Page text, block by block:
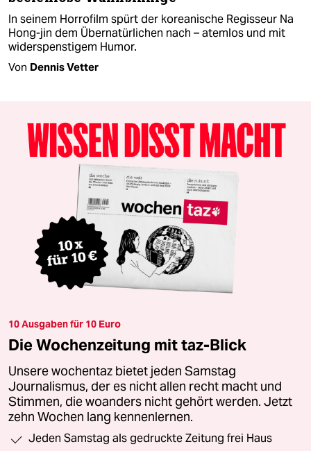
In seinem Horrofilm spürt der koreanische Regisseur Na
Hong-jin dem Übernatürlichen nach – atemlos und mit
widerspenstigem Humor.
Von Dennis Vetter
10 Ausgaben für 10 Euro
Die Wochenzeitung mit taz-Blick
Unsere wochentaz bietet jeden Samstag
Journalismus, der es nicht allen recht macht und
Stimmen, die woanders nicht gehört werden. Jetzt
zehn Wochen lang kennenlernen.
Jeden Samstag als gedruckte Zeitung frei Haus